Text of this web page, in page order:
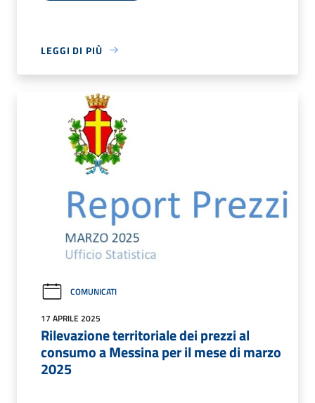
LEGGI DI PIÙ
COMUNICATI
17 APRILE 2025
Rilevazione territoriale dei prezzi al
consumo a Messina per il mese di marzo
2025